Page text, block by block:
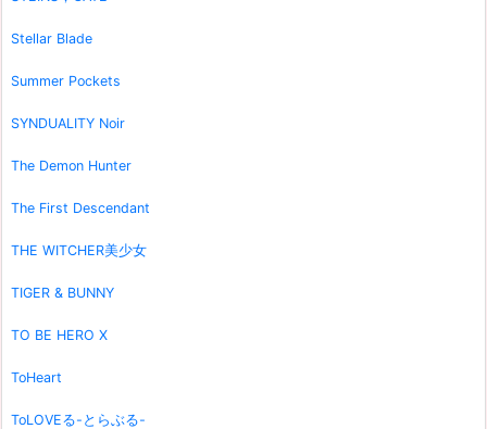
Stellar Blade
Summer Pockets
SYNDUALITY Noir
The Demon Hunter
The First Descendant
THE WITCHER美少女
TIGER & BUNNY
TO BE HERO X
ToHeart
ToLOVEる-とらぶる-